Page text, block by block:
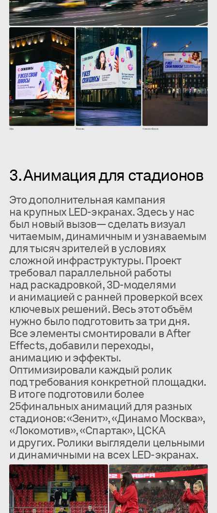
3. Анимация для стадионов
Это дополнительная кампания
на крупных LED-экранах. Здесь у нас
был новый вызов— сделать визуал
читаемым, динамичным и узнаваемым
для тысяч зрителей в условиях
сложной инфраструктуры. Проект
требовал параллельной работы
над раскадровкой, 3D-моделями
и анимацией с ранней проверкой всех
ключевых решений. Весь этот объём
нужно было подготовить за три дня.
Все элементы смонтировали в After
Effects, добавили переходы,
анимацию и эффекты.
Оптимизировали каждый ролик
под требования конкретной площадки.
В итоге подготовили более
25финальных анимаций для разных
стадионов: «Зенит», «Динамо Москва»,
«Локомотив», «Спартак», ЦСКА
и других. Ролики выглядели цельными
и динамичными на всех LED-экранах.